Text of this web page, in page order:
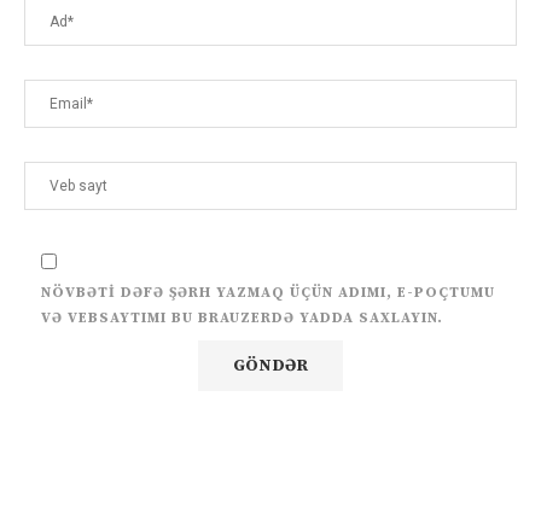
NÖVBƏTI DƏFƏ ŞƏRH YAZMAQ ÜÇÜN ADIMI, E-POÇTUMU
VƏ VEBSAYTIMI BU BRAUZERDƏ YADDA SAXLAYIN.